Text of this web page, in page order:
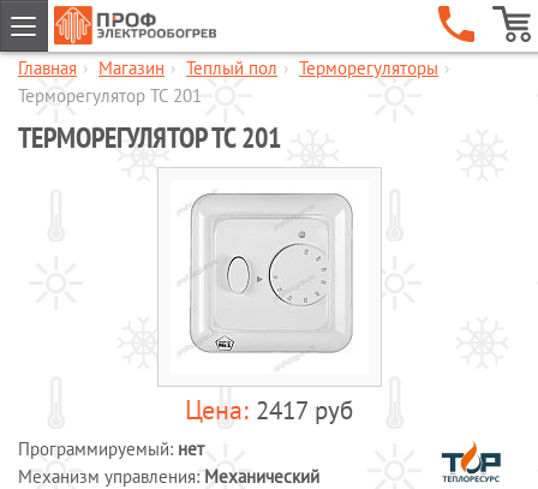
ГЛАВНАЯ
КОМПАНИЯ
Обогрев кровли и водостоков
Обогрев пандусов и ступеней
Шкафы управления обогревом
Готовые комплекты для обогрева
Главная › Магазин › Теплый пол › Терморегуляторы ›
Терморегулятор ТС 201
ТЕРМОРЕГУЛЯТОР ТС 201
2417 руб
Программируемый: нет
Механизм управления: Механический